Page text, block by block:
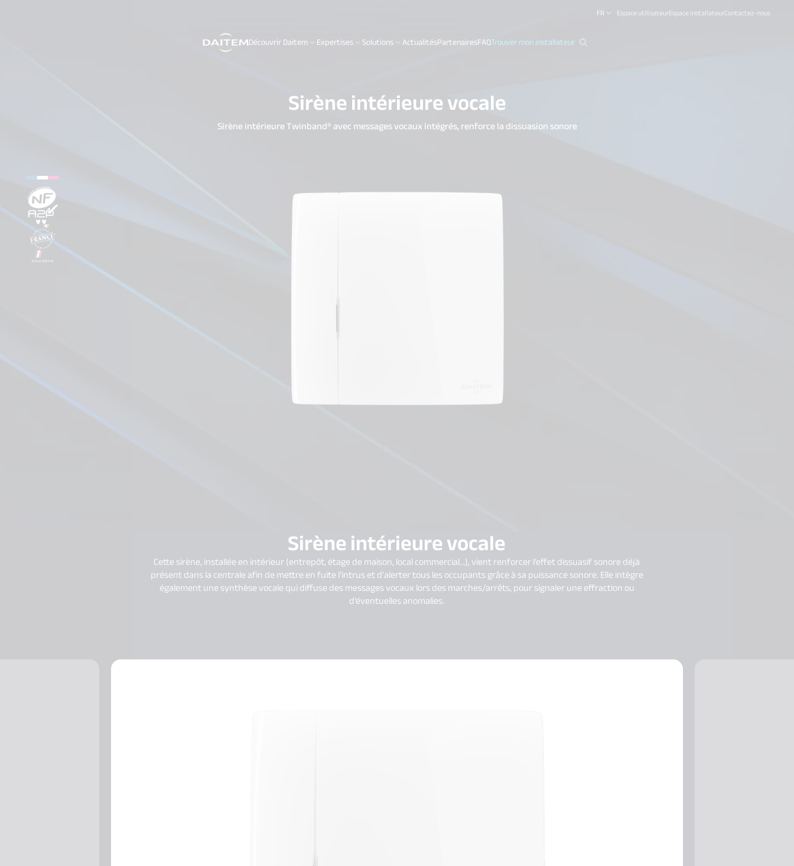
FR Espace utilisateurEspace installateurContactez-nous
Découvrir Daitem Expertises Solutions ActualitésPartenairesFAQTrouver mon installateur
Sirène intérieure vocale
Sirène intérieure Twinband® avec messages vocaux intégrés, renforce la dissuasion sonore
Sirène intérieure vocale
Cette sirène, installée en intérieur (entrepôt, étage de maison, local commercial…), vient renforcer l’effet dissuasif sonore déjà
présent dans la centrale afin de mettre en fuite l’intrus et d'alerter tous les occupants grâce à sa puissance sonore. Elle intègre
également une synthèse vocale qui diffuse des messages vocaux lors des marches/arrêts, pour signaler une effraction ou
d’éventuelles anomalies.